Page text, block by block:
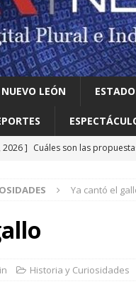
NUEVO LEÓN
2026 ] Cuáles son las
2026 ] México y Perú
2026 ]
LOCAL
Ya cantó el
Historia y Curiosidades